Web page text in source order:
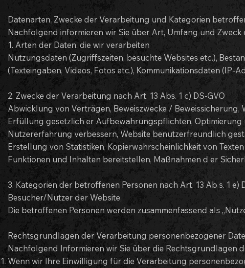
Datenarten, Zwecke der Verarbeitung und Kategorien
Nachfolgend informieren wir Sie über Art, Umfang und
1. Arten der Daten, die wir verarbeiten
Nutzungsdaten (Zugriffszeiten, besuchte Websites etc.),
(Texteingaben, Videos, Fotos etc.), Kommunikationsdaten (IP-
2. Zwecke der Verarbeitung nach Art. 13 Abs. 1 c) DS-GVO
Abwicklung von Verträgen, Beweiszwecke /
Erfüllung gesetzlich er Aufbewahrungspflichten,
Nutzererfahrung verbessern, Website benutzerfreundlich
Erstellung von Statistiken, Kopierwahrscheinlichkeit von
Funktionen und Inhalten bereitstellen, Maßnahmen d er
3. Kategorien der betroffenen Personen nach Art. 13 Ab s. 1 e)
Besucher/Nutzer der Website,
Die betroffenen Personen werden zusammenfassend als
Rechtsgrundlagen der Verarbeitung personenbezogener
Nachfolgend Informieren wir Sie über die Rechtsgrundlagen
Wenn wir Ihre Einwilligung für die Verarbeitung